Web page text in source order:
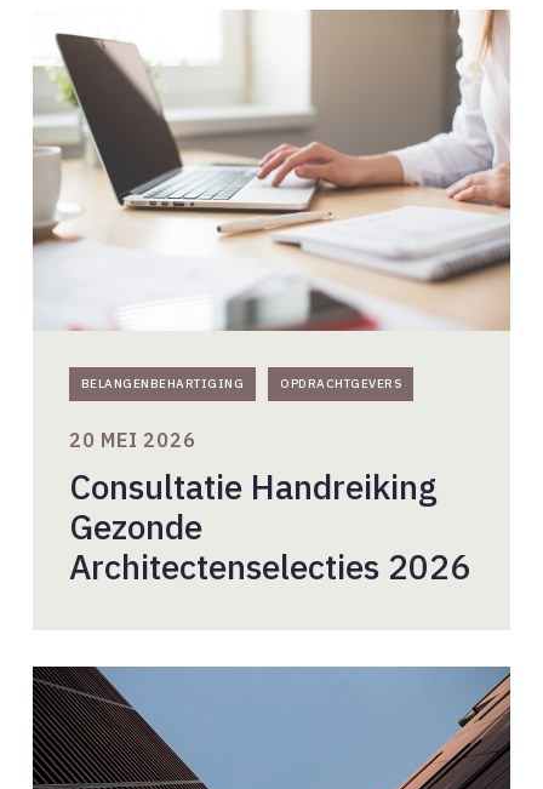
BELANGENBEHARTIGING OPDRACHTGEVERS
Handreiking
Gezonde
Architectenselecties
2026
Consultatie Handreiking
Gezonde
Architectenselecties 2026
20 MEI 2026
Enquête
over
gebruik
en
effecten